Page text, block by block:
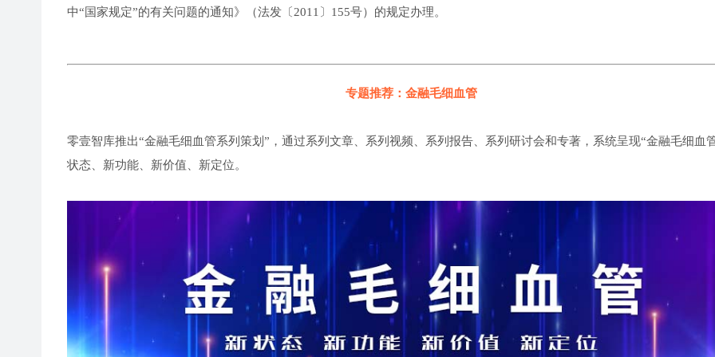
中“国家规定”的有关问题的通知》（法发〔2011〕155号）的规定办理。
专题推荐：金融毛细血管
零壹智库推出“金融毛细血管系列策划”，通过系列文章、系列视频、系列报告、系列研讨会和专著，系统呈现“金融毛细血
状态、新功能、新价值、新定位。